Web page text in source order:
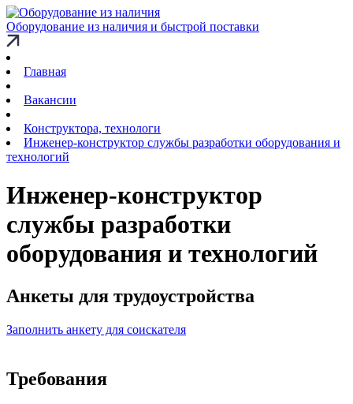
Оборудование из наличия и быстрой поставки
Главная
Вакансии
Конструктора, технологи
Инженер-конструктор службы разработки оборудования и
технологий
Инженер-конструктор
службы разработки
оборудования и технологий
Анкеты для трудоустройства
Заполнить анкету для соискателя
Требования